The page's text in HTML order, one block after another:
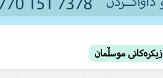
زیکرەکانى موسڵمان